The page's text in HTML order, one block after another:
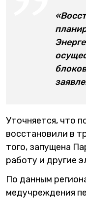
Уточняется, что
восстановили в
того, запущена
работу и другие
По данным
медучреждения